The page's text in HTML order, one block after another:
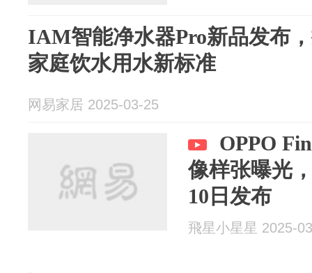
IAM智能净水器Pro新品发布
家庭饮水用水新标准
网易家居 2025-03-25
OPPO
像样张曝光
10日发布
飛星小星星 2025-